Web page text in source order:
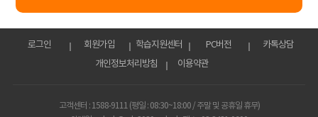
로그인 회원가입 학습지원센터 PC버전
카톡상담
개인정보처리방침
이용약관
고객센터 : 1588-9111 (평일 : 08:30~18:00 / 주말 및 공휴일 휴무)